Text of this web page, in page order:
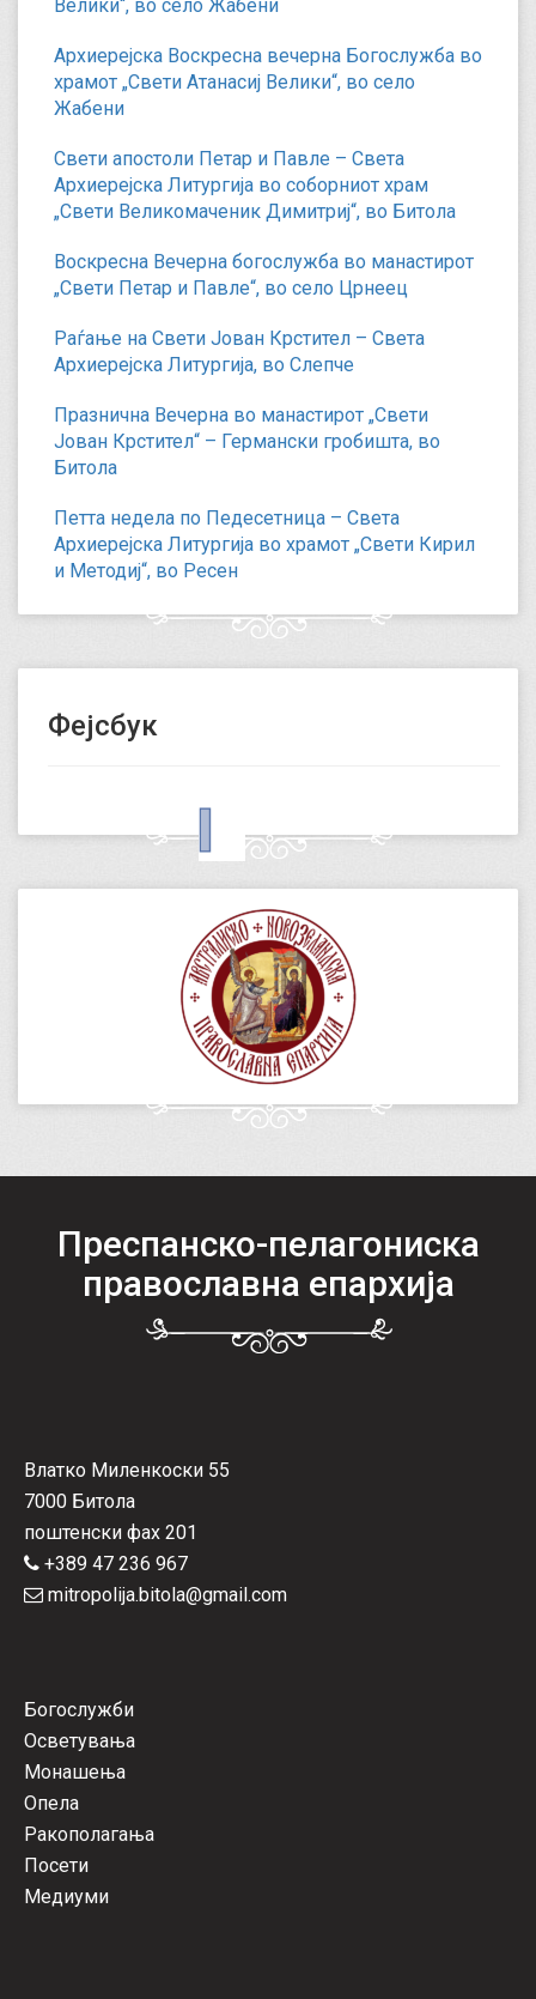
Велики“, во село Жабени
Архиерејска Воскресна вечерна Богослужба во
храмот „Свети Атанасиј Велики“, во село
Жабени
Свети апостоли Петар и Павле – Света
Архиерејска Литургија во соборниот храм
„Свети Великомаченик Димитриј“, во Битола
Воскресна Вечерна богослужба во манастирот
„Свети Петар и Павле“, во село Црнеец
Раѓање на Свети Јован Крстител – Света
Архиерејска Литургија, во Слепче
Празнична Вечерна во манастирот „Свети
Јован Крстител“ – Германски гробишта, во
Битола
Петта недела по Педесетница – Света
Архиерејска Литургија во храмот „Свети Кирил
и Методиј“, во Ресен
Фејсбук
Преспанско-пелагониска
православна епархија
Влатко Миленкоски 55
7000 Битола
поштенски фах 201
+389 47 236 967
mitropolija.bitola@gmail.com
Богослужби
Осветувања
Монашења
Опела
Ракополагања
Посети
Медиуми